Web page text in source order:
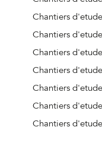
Chantiers
Chantiers
Chantiers
Chantiers
Chantiers
Chantiers
Chantiers